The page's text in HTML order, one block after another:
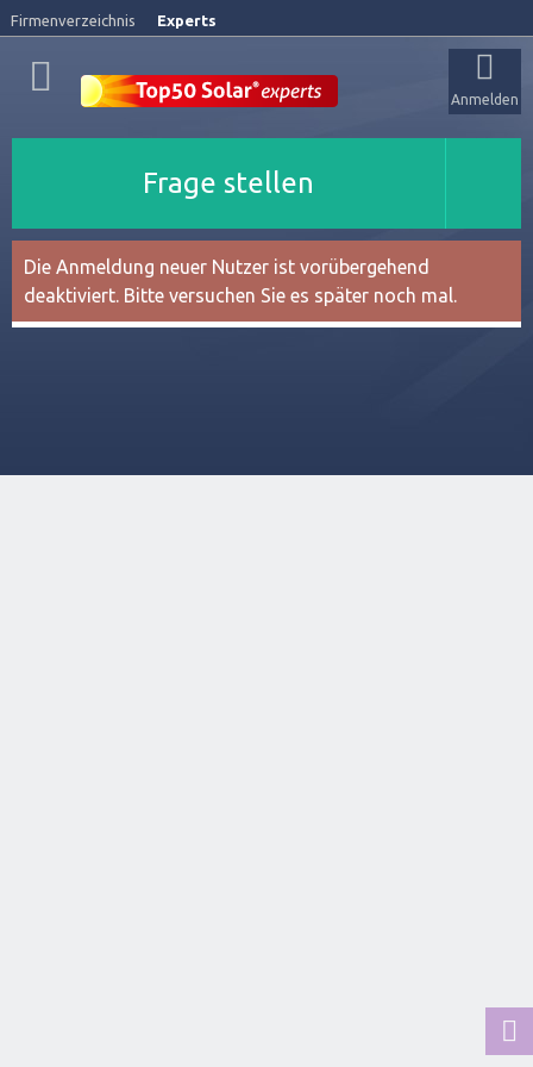
Firmenverzeichnis Experts
Anmelden
Frage stellen
Die Anmeldung neuer Nutzer ist vorübergehend
deaktiviert. Bitte versuchen Sie es später noch mal.